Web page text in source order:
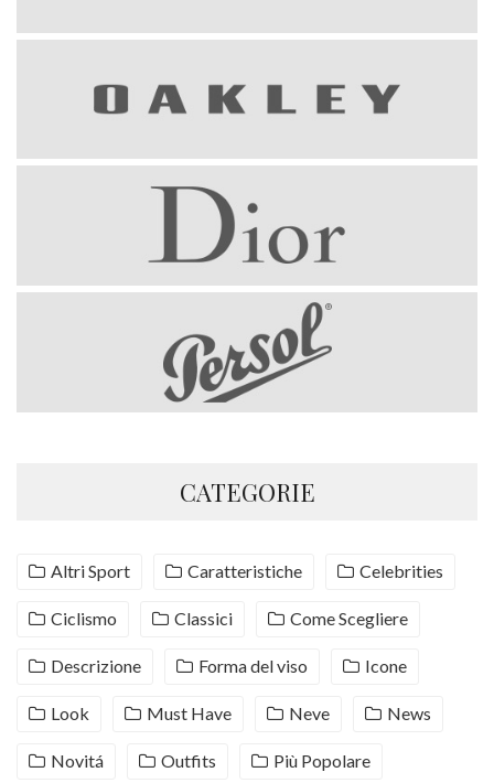
CATEGORIE
Altri Sport Caratteristiche Celebrities
Ciclismo Classici Come Scegliere
Descrizione Forma del viso Icone
Look Must Have Neve News
Novitá Outfits Più Popolare